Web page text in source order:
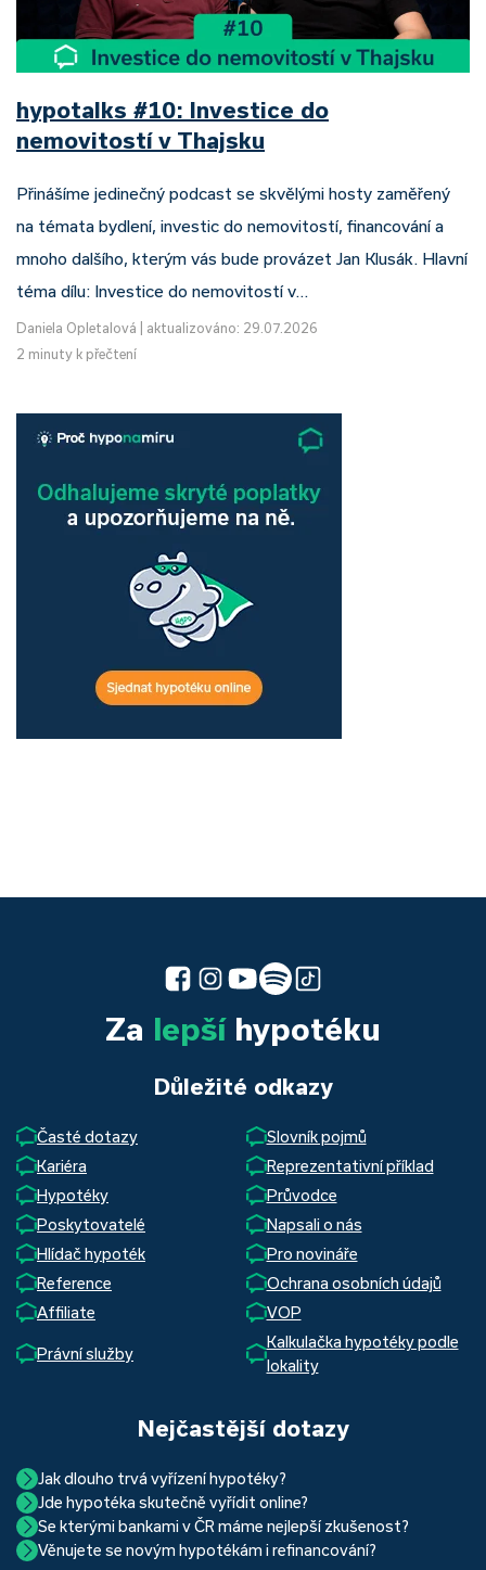
hypotalks #10: Investice do
nemovitostí v Thajsku
Přinášíme jedinečný podcast se skvělými hosty zaměřený
na témata bydlení, investic do nemovitostí, financování a
mnoho dalšího, kterým vás bude provázet Jan Klusák. Hlavní
téma dílu: Investice do nemovitostí v…
Daniela Opletalová
aktualizováno: 29.07.2026
2 minuty k přečtení
Za lepšíhypotéku
Důležité odkazy
Časté dotazy
Slovník pojmů
Kariéra
Reprezentativní příklad
Hypotéky
Průvodce
Poskytovatelé
Napsali o nás
Hlídač hypoték
Pro novináře
Reference
Ochrana osobních údajů
Affiliate
VOP
Právní služby
Kalkulačka hypotéky podle
lokality
Nejčastější dotazy
Jak dlouho trvá vyřízení hypotéky?
Hypotéka se dá zvládnout za měsíc i za tři. Nejčastěji její
uzavření trvá okolo 2 měsíců. Důvodem je především
schvalovací proces na straně bank. Existuje však řada cest,
Jde hypotéka skutečně vyřídit online?
Ano, skutečně jde. Díky moderním technologiím, které
používáme, již do banky při vyřizování hypotéky skutečně
Se kterými bankami v ČR máme nejlepší zkušenost?
Nejvíce proklientská je určitě Hypoteční banka. Svou
Věnujete se novým hypotékám i refinancování?